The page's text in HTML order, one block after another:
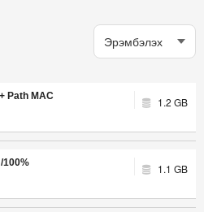
Path MAC
1.2 GB
100%
1.1 GB